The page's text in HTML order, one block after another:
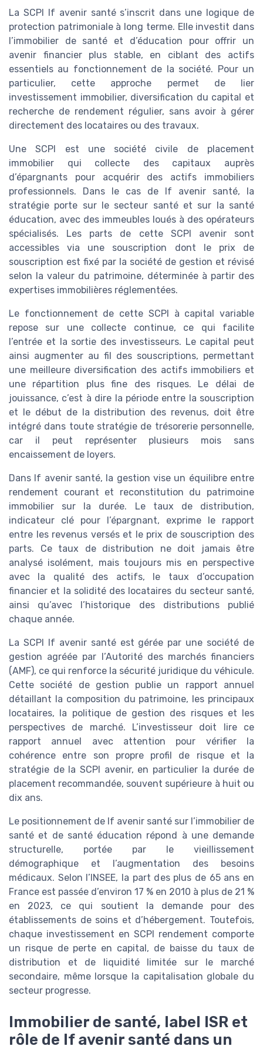
La SCPI lf avenir santé s’inscrit dans une logique de
protection patrimoniale à long terme. Elle investit dans
l’immobilier de santé et d’éducation pour offrir un
avenir financier plus stable, en ciblant des actifs
essentiels au fonctionnement de la société. Pour un
particulier, cette approche permet de lier
investissement immobilier, diversification du capital et
recherche de rendement régulier, sans avoir à gérer
directement des locataires ou des travaux.
Une SCPI est une société civile de placement
immobilier qui collecte des capitaux auprès
d’épargnants pour acquérir des actifs immobiliers
professionnels. Dans le cas de lf avenir santé, la
stratégie porte sur le secteur santé et sur la santé
éducation, avec des immeubles loués à des opérateurs
spécialisés. Les parts de cette SCPI avenir sont
accessibles via une souscription dont le prix de
souscription est fixé par la société de gestion et révisé
selon la valeur du patrimoine, déterminée à partir des
expertises immobilières réglementées.
Le fonctionnement de cette SCPI à capital variable
repose sur une collecte continue, ce qui facilite
l’entrée et la sortie des investisseurs. Le capital peut
ainsi augmenter au fil des souscriptions, permettant
une meilleure diversification des actifs immobiliers et
une répartition plus fine des risques. Le délai de
jouissance, c’est à dire la période entre la souscription
et le début de la distribution des revenus, doit être
intégré dans toute stratégie de trésorerie personnelle,
car il peut représenter plusieurs mois sans
encaissement de loyers.
Dans lf avenir santé, la gestion vise un équilibre entre
rendement courant et reconstitution du patrimoine
immobilier sur la durée. Le taux de distribution,
indicateur clé pour l’épargnant, exprime le rapport
entre les revenus versés et le prix de souscription des
parts. Ce taux de distribution ne doit jamais être
analysé isolément, mais toujours mis en perspective
avec la qualité des actifs, le taux d’occupation
financier et la solidité des locataires du secteur santé,
ainsi qu’avec l’historique des distributions publié
chaque année.
La SCPI lf avenir santé est gérée par une société de
gestion agréée par l’Autorité des marchés financiers
(AMF), ce qui renforce la sécurité juridique du véhicule.
Cette société de gestion publie un rapport annuel
détaillant la composition du patrimoine, les principaux
locataires, la politique de gestion des risques et les
perspectives de marché. L’investisseur doit lire ce
rapport annuel avec attention pour vérifier la
cohérence entre son propre profil de risque et la
stratégie de la SCPI avenir, en particulier la durée de
placement recommandée, souvent supérieure à huit ou
dix ans.
Le positionnement de lf avenir santé sur l’immobilier de
santé et de santé éducation répond à une demande
structurelle, portée par le vieillissement
démographique et l’augmentation des besoins
médicaux. Selon l’INSEE, la part des plus de 65 ans en
France est passée d’environ 17 % en 2010 à plus de 21 %
en 2023, ce qui soutient la demande pour des
établissements de soins et d’hébergement. Toutefois,
chaque investissement en SCPI rendement comporte
un risque de perte en capital, de baisse du taux de
distribution et de liquidité limitée sur le marché
secondaire, même lorsque la capitalisation globale du
secteur progresse.
Immobilier de santé, label ISR et
rôle de lf avenir santé dans un